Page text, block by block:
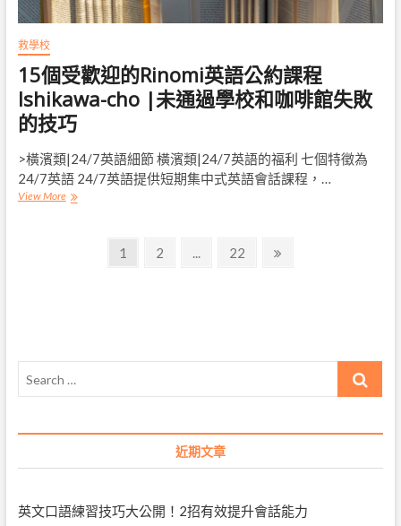
課
程|
或
咖
啡
館
不
會
失
敗
的
救學校
15個受歡迎的Rinomi英語公約課程
Ishikawa-cho |未通過學校和咖啡館失敗
的技巧
>橫濱類|24/7英語細節 橫濱類|24/7英語的福利 七個特徵為
24/7英語 24/7英語提供短期集中式英語會話課程，…
View More15
程
|
通
學
校
Page
1 Page
2 ... Page
22
Next
Search
近期文章
英文口語練習技巧大公開！2招有效提升會話能力